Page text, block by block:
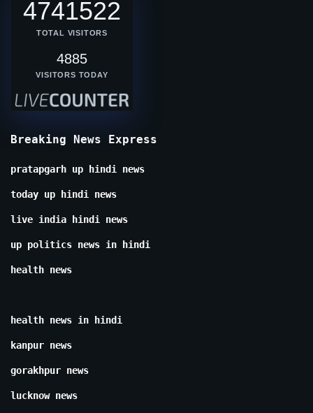
4741522
TOTAL VISITORS
4885
VISITORS TODAY
Breaking News Express
pratapgarh up hindi news
today up hindi news
live india hindi news
up politics news in hindi
health news
health news in hindi
kanpur news
gorakhpur news
lucknow news